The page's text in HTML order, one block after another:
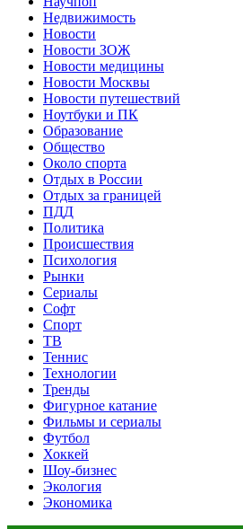
Недвижимость
Новости
Новости ЗОЖ
Новости медицины
Новости Москвы
Новости путешествий
Ноутбуки и ПК
Образование
Общество
Около спорта
Отдых в России
Отдых за границей
ПДД
Политика
Происшествия
Психология
Рынки
Сериалы
Софт
Спорт
ТВ
Теннис
Технологии
Тренды
Фигурное катание
Фильмы и сериалы
Футбол
Хоккей
Шоу-бизнес
Экология
Экономика